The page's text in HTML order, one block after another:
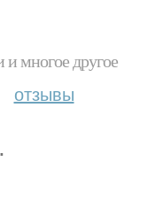
многое другое
отзывы